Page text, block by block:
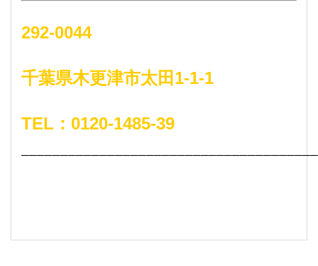
292-0044
千葉県木更津市太田1-1-1
TEL：0120-1485-39